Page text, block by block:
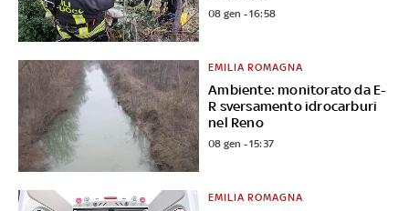
08 gen - 16:58
Ambiente: monitorato da E-
R sversamento idrocarburi
nel Reno
EMILIA ROMAGNA
08 gen - 15:37
EMILIA ROMAGNA